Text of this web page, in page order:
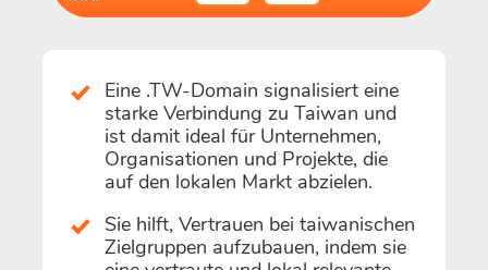
Eine .TW-Domain signalisiert eine
starke Verbindung zu Taiwan und
ist damit ideal für Unternehmen,
Organisationen und Projekte, die
auf den lokalen Markt abzielen.
Sie hilft, Vertrauen bei taiwanischen
Zielgruppen aufzubauen, indem sie